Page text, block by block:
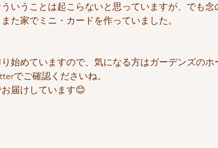
いうことは起こらないと思っていますが、でも念
た家でミニ・カードを作っていました。
始めていますので、気になる方はガーデンズのホ
でご確認くださいね。
届けしています😊